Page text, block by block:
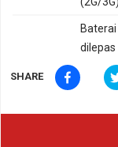
dilepas
SHARE